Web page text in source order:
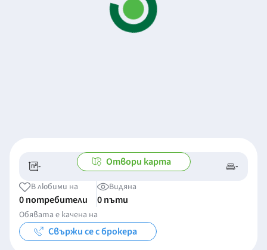
- -/- -
Отвори карта
В любими на
0 потребители
Видяна
0 пъти
Обявата е качена на
Свържи се с брокера